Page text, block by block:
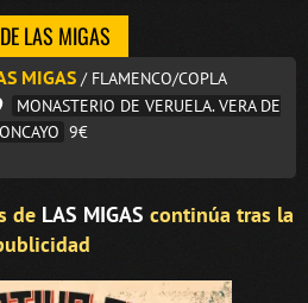
LAS MIGAS
MIGAS / FLAMENCO/COPLA
MONASTERIO DE VERUELA. VERA DE
9€
de LAS MIGAS continúa tras la